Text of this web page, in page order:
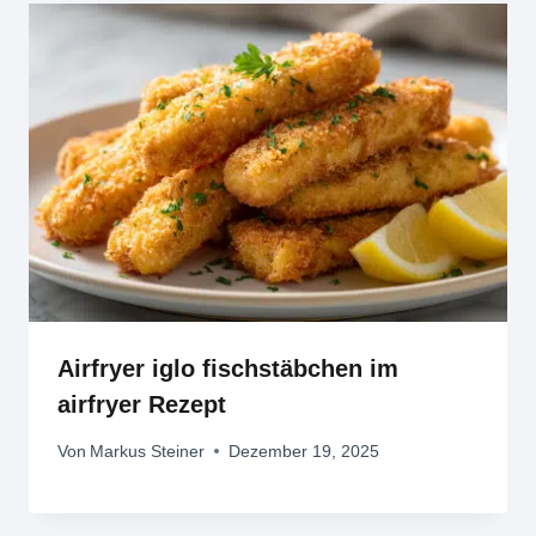
Airfryer iglo fischstäbchen im
airfryer Rezept
Von Markus Steiner Dezember 19, 2025